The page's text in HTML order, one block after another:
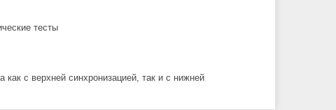
тесты
с верхней синхронизацией, так и с нижней